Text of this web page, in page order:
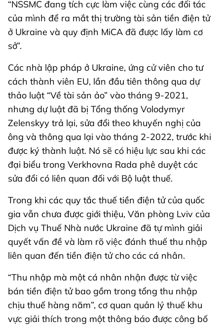
“NSSMC đang tích cực làm việc cùng các đối tác
của mình để ra mắt thị trường tài sản tiền điện tử
ở Ukraine và quy định MiCA đã được lấy làm cơ
sở”.
Các nhà lập pháp ở Ukraine, ứng cử viên cho tư
cách thành viên EU, lần đầu tiên thông qua dự
thảo luật “Về tài sản ảo” vào tháng 9-2021,
nhưng dự luật đã bị Tổng thống Volodymyr
Zelenskyy trả lại, sửa đổi theo khuyến nghị của
ông và thông qua lại vào tháng 2-2022, trước khi
được ký thành luật. Nó sẽ có hiệu lực sau khi các
đại biểu trong Verkhovna Rada phê duyệt các
sửa đổi có liên quan đối với Bộ luật thuế.
Trong khi các quy tắc thuế tiền điện tử của quốc
gia vẫn chưa được giới thiệu, Văn phòng Lviv của
Dịch vụ Thuế Nhà nước Ukraine đã tự mình giải
quyết vấn đề và làm rõ việc đánh thuế thu nhập
liên quan đến tiền điện tử cho các cá nhân.
“Thu nhập mà một cá nhân nhận được từ việc
bán tiền điện tử bao gồm trong tổng thu nhập
chịu thuế hàng năm”, cơ quan quản lý thuế khu
vực giải thích trong một thông báo được công bố